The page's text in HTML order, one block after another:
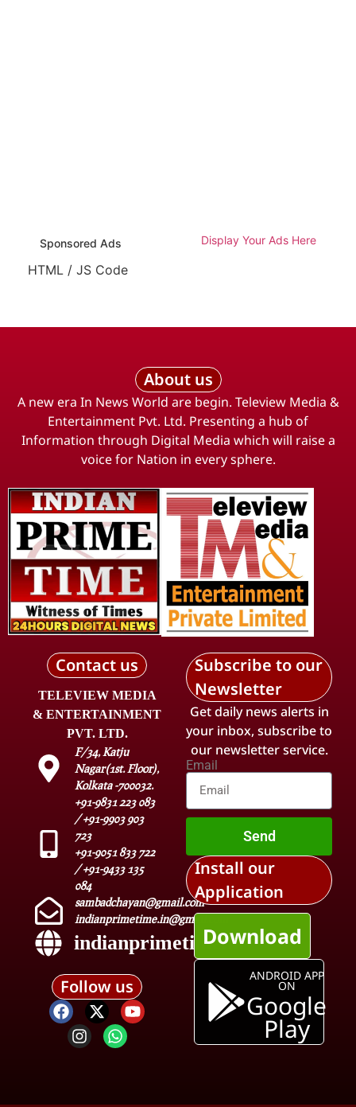
Sponsored Ads Display Your Ads Here
HTML / JS Code
About us
A new era In News World are begin. Teleview Media &
Entertainment Pvt. Ltd. Presenting a hub of
Information through Digital Media which will raise a
voice for Nation in every sphere.
Contact us
TELEVIEW MEDIA
& ENTERTAINMENT
PVT. LTD.
F/34, Katju
Nagar(1st. Floor),
Kolkata -700032.
+91-9831 223 083
/ +91-9903 903
723
+91-9051 833 722
/ +91-9433 135
084
sambadchayan@gmail.com
indianprimetime.in@gmail.com
indianprimetime.in
Follow us
Subscribe to our
Newsletter
Get daily news alerts in
your inbox, subscribe to
our newsletter service.
Email
Send
Install our
Application
Download
ANDROID APP
ON
Google
Play